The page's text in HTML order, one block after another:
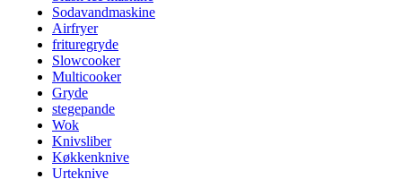
Sodavandmaskine
Airfryer
frituregryde
Slowcooker
Multicooker
Gryde
stegepande
Wok
Knivsliber
Køkkenknive
Urteknive